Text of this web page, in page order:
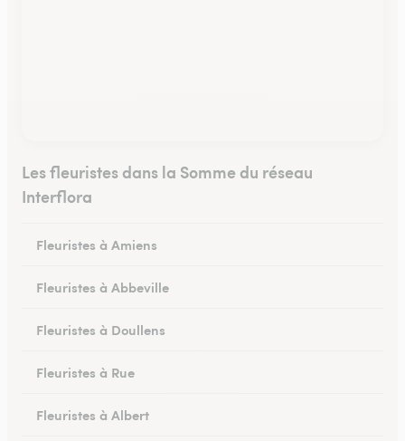
Les fleuristes dans la Somme du réseau
Interflora
Fleuristes à Amiens
Fleuristes à Abbeville
Fleuristes à Doullens
Fleuristes à Rue
Fleuristes à Albert